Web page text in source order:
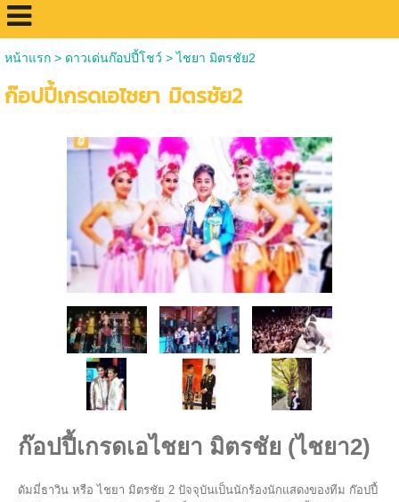
หน้าแรก> ดาวเด่นก๊อปปี้โชว์ >ไชยา มิตรชัย2
ก๊อปปี้เกรดเอไชยา มิตรชัย2
ก๊อปปี้เกรดเอไชยา มิตรชัย (ไชยา2)
ดัมมี่ธาวิน หรือ ไชยา มิตรชัย 2 ปัจจุบันเป็นนักร้องนักแสดงของทีม ก๊อปปี้